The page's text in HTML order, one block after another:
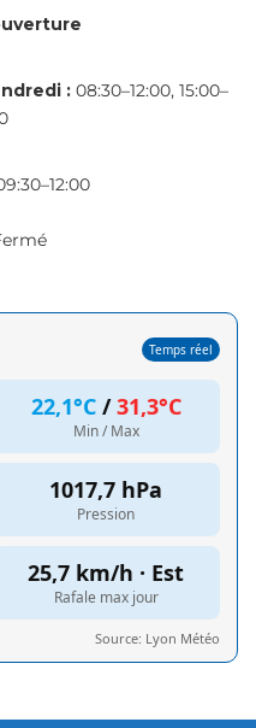
: 08:30–12:00, 15:00–